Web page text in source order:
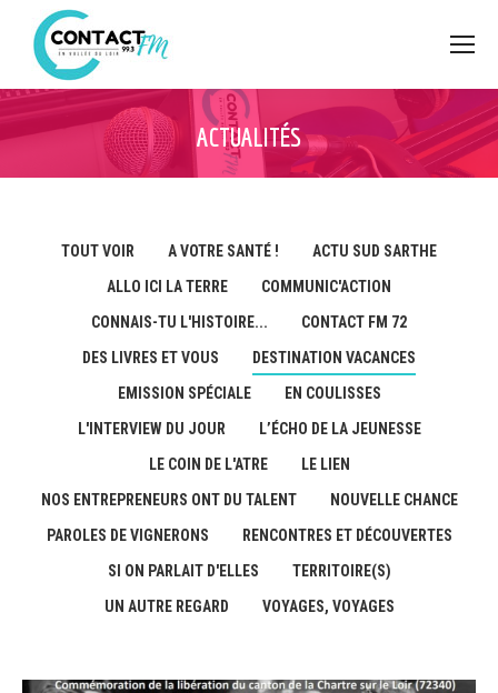
ACTUALITÉS
TOUT VOIR A VOTRE SANTÉ !
ACTU SUD SARTHE
ALLO ICI LA TERRE
COMMUNIC'ACTION
CONNAIS-TU L'HISTOIRE...
CONTACT FM 72
DES LIVRES ET VOUS
DESTINATION VACANCES
EMISSION SPÉCIALE
EN COULISSES
L'INTERVIEW DU JOUR
L’ÉCHO DE LA JEUNESSE
LE COIN DE L'ATRE
LE LIEN
NOS ENTREPRENEURS ONT DU TALENT
NOUVELLE CHANCE
PAROLES DE VIGNERONS
RENCONTRES ET DÉCOUVERTES
SI ON PARLAIT D'ELLES
TERRITOIRE(S)
UN AUTRE REGARD
VOYAGES, VOYAGES